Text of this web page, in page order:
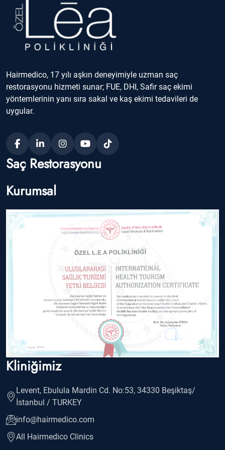
Hairmedico, 17 yılı aşkın deneyimiyle uzman saç
restorasyonu hizmeti sunar; FUE, DHI, Safir saç ekimi
yöntemlerinin yanı sıra sakal ve kaş ekimi tedavileri de
uygular.
Saç Restorasyonu
Kurumsal
Kliniğimiz
Levent, Ebulula Mardin Cd. No:53, 34330 Beşiktaş/
İstanbul / TURKEY
info@hairmedico.com
All Hairmedico Clinics